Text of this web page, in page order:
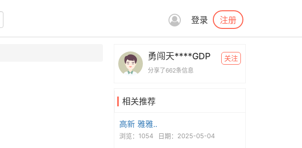
登录 注册
勇闯天****GDP
分享了662条信息
关注
相关推荐
高新 雅雅..
浏览：1054 日期：2025-05-04